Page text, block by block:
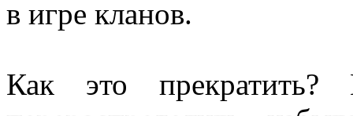
в игре кланов.
Как это